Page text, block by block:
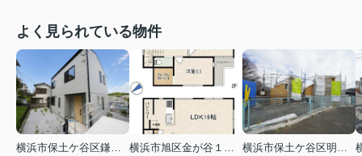
よく見られている物件
横浜市保土ケ谷区鎌谷町
横浜市旭区金が谷１丁目
横浜市保土ケ谷区明神台